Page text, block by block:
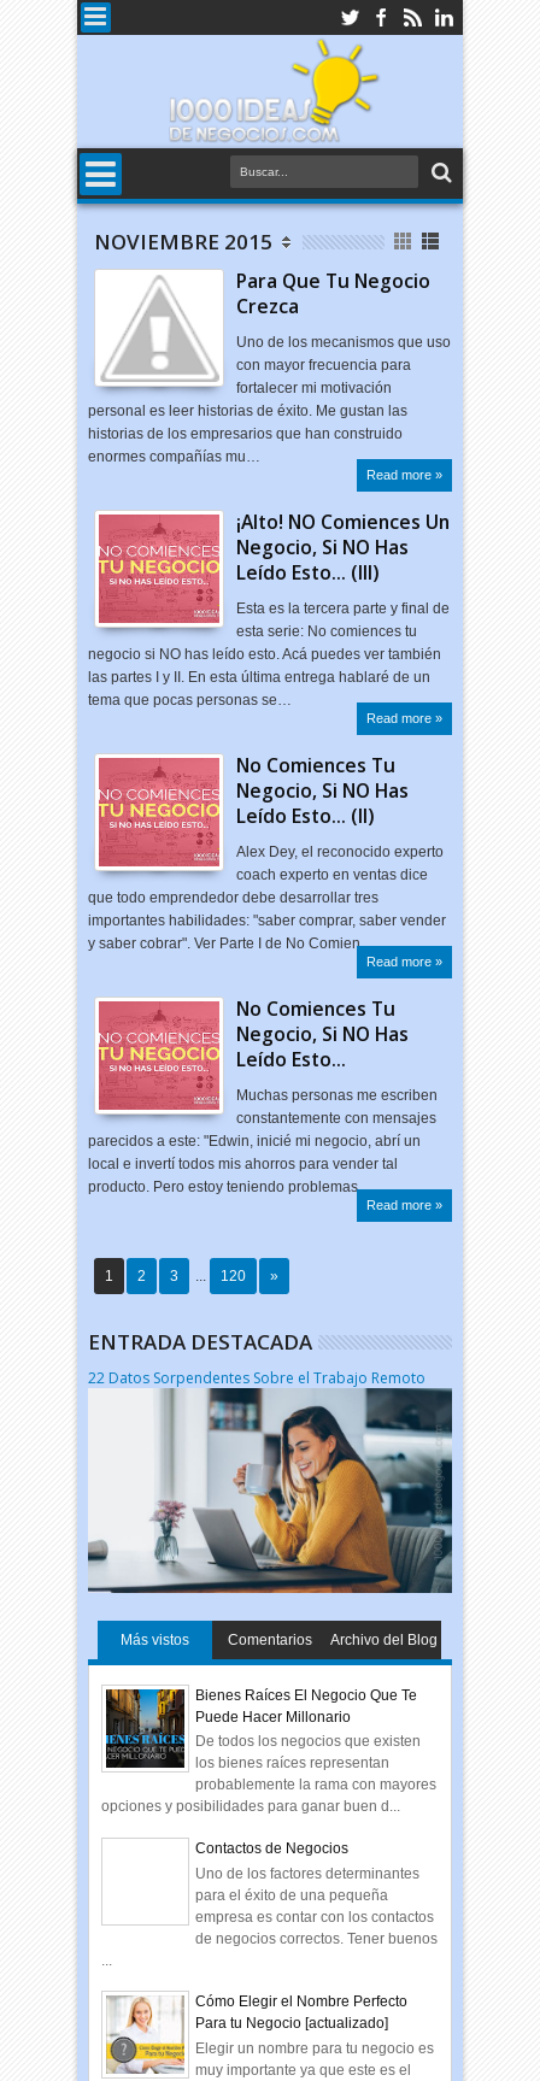
NOVIEMBRE 2015
Para Que Tu Negocio
Crezca
Uno de los mecanismos que uso
con mayor frecuencia para
fortalecer mi motivación
personal es leer historias de éxito. Me gustan las
historias de los empresarios que han construido
enormes compañías mu…
Read more »
¡Alto! NO Comiences Un
Negocio, Si NO Has
Leído Esto... (III)
Esta es la tercera parte y final de
esta serie: No comiences tu
negocio si NO has leído esto. Acá puedes ver también
las partes I y II. En esta última entrega hablaré de un
tema que pocas personas se…
Read more »
No Comiences Tu
Negocio, Si NO Has
Leído Esto... (II)
Alex Dey, el reconocido experto
coach experto en ventas dice
que todo emprendedor debe desarrollar tres
importantes habilidades: "saber comprar, saber vender
y saber cobrar". Ver Parte I de No Comien…
Read more »
No Comiences Tu
Negocio, Si NO Has
Leído Esto...
Muchas personas me escriben
constantemente con mensajes
parecidos a este: "Edwin, inicié mi negocio, abrí un
local e invertí todos mis ahorros para vender tal
producto. Pero estoy teniendo problemas …
Read more »
1 2 3 ... 120 »
ENTRADA DESTACADA
22 Datos Sorpendentes Sobre el Trabajo Remoto
Más vistos Comentarios Archivo del Blog
Bienes Raíces El Negocio Que Te
Puede Hacer Millonario
De todos los negocios que existen
los bienes raíces representan
probablemente la rama con mayores
opciones y posibilidades para ganar buen d...
Contactos de Negocios
Uno de los factores determinantes
para el éxito de una pequeña
empresa es contar con los contactos
de negocios correctos. Tener buenos
Cómo Elegir el Nombre Perfecto
Para tu Negocio [actualizado]
Elegir un nombre para tu negocio es
muy importante ya que este es el